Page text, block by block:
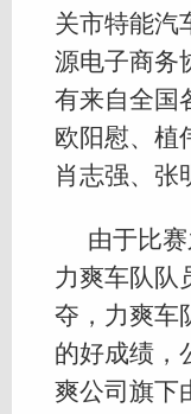
关市特能汽
源电子商务
有来自全国
欧阳慰、植
肖志强、张
由于比
力爽车队队
夺，力爽车
的好成绩，
爽公司旗下